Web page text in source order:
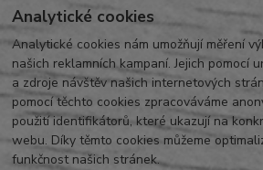
Analytické cookies
Analytické cookies nám umožňují měření
našich reklamních kampaní. Jejich pomocí
a zdroje návštěv našich internetových
pomocí těchto cookies zpracováváme
použití identifikátorů, které ukazují na
webu. Díky těmto cookies můžeme
funkčnost našich stránek.